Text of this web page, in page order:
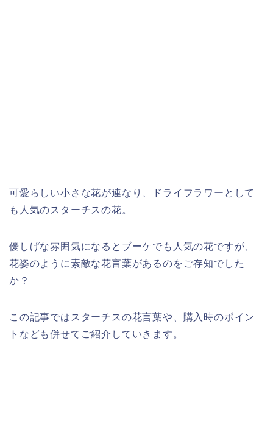
可愛らしい小さな花が連なり、ドライフラワーとして
も人気のスターチスの花。
優しげな雰囲気になるとブーケでも人気の花ですが、
花姿のように素敵な花言葉があるのをご存知でした
か？
この記事ではスターチスの花言葉や、購入時のポイン
トなども併せてご紹介していきます。